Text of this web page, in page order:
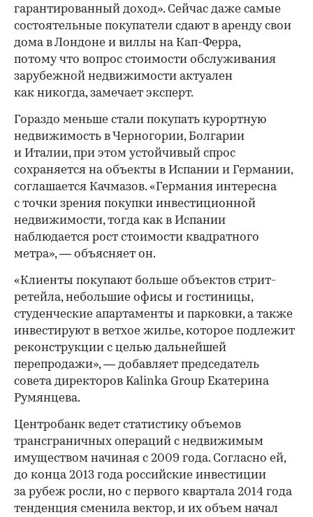
гарантированный доход». Сейчас даже самые
состоятельные покупатели сдают в аренду свои
дома в Лондоне и виллы на Кап-Ферра,
потому что вопрос стоимости обслуживания
зарубежной недвижимости актуален
как никогда, замечает эксперт.
Гораздо меньше стали покупать курортную
недвижимость в Черногории, Болгарии
и Италии, при этом устойчивый спрос
сохраняется на объекты в Испании и Германии,
соглашается Качмазов. «Германия интересна
с точки зрения покупки инвестиционной
недвижимости, тогда как в Испании
наблюдается рост стоимости квадратного
метра», — объясняет он.
«Клиенты покупают больше объектов стрит-
ретейла, небольшие офисы и гостиницы,
студенческие апартаменты и парковки, а также
инвестируют в ветхое жилье, которое подлежит
реконструкции с целью дальнейшей
перепродажи», — добавляет председатель
совета директоров Kalinka Group Екатерина
Румянцева.
Центробанк ведет статистику объемов
трансграничных операций с недвижимым
имуществом начиная с 2009 года. Согласно ей,
до конца 2013 года российские инвестиции
за рубеж росли, но с первого квартала 2014 года
тенденция сменила вектор, и их объем начал